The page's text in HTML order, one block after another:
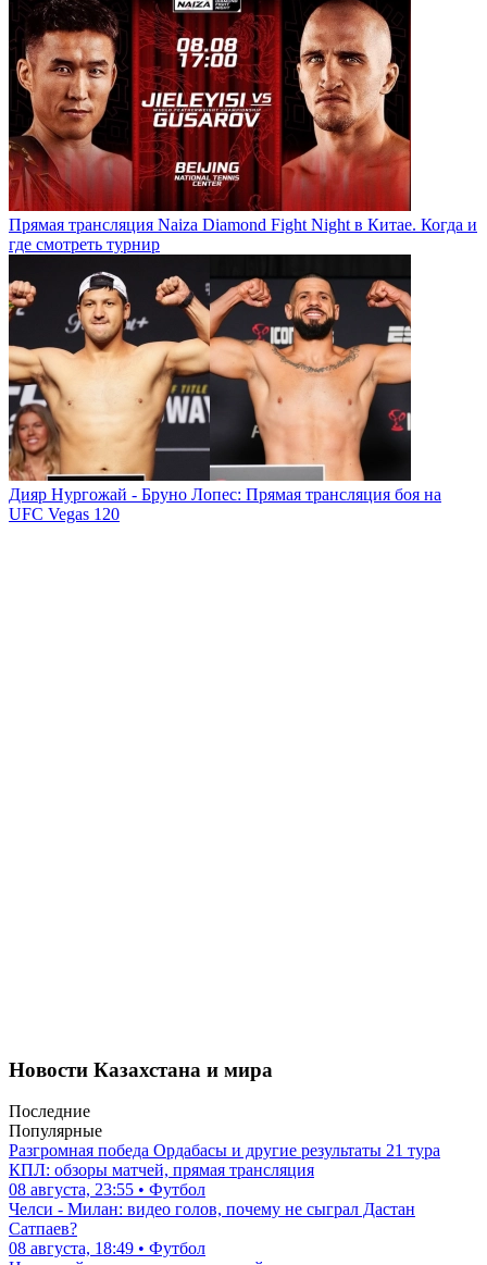
Прямая трансляция Naiza Diamond Fight Night в Китае. Когда и
где смотреть турнир
Дияр Нургожай - Бруно Лопес: Прямая трансляция боя на
UFC Vegas 120
Новости Казахстана и мира
Последние
Популярные
Разгромная победа Ордабасы и другие результаты 21 тура
КПЛ: обзоры матчей, прямая трансляция
08 августа, 23:55 • Футбол
Челси - Милан: видео голов, почему не сыграл Дастан
Сатпаев?
08 августа, 18:49 • Футбол